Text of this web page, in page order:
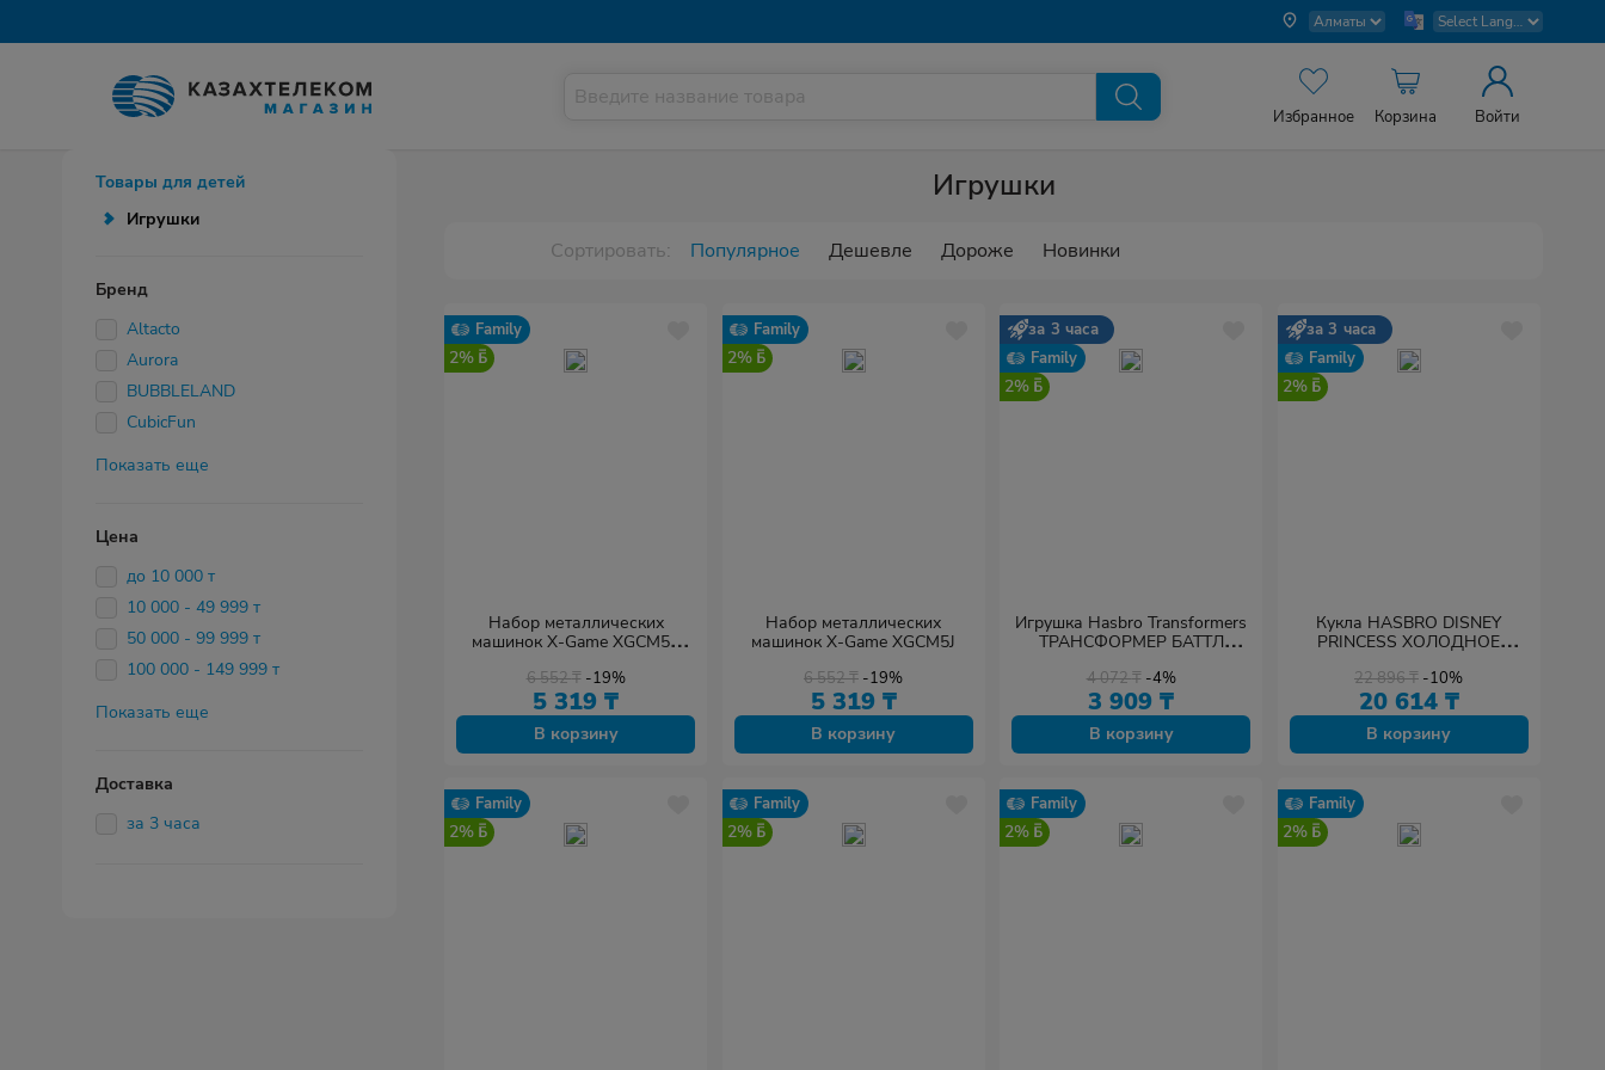
Избранное Корзина Войти
Товары для детей
Игрушки
Бренд
Altacto
Aurora
BUBBLELAND
CubicFun
Показать еще
Цена
до 10 000 т
10 000 - 49 999 т
50 000 - 99 999 т
100 000 - 149 999 т
Показать еще
Доставка
за 3 часа
Игрушки
Сортировать: Популярное Дешевле Дороже Новинки
Family
2%
Набор металлических
машинок X-Game XGCM5C
6 552₸ -19%
5 319 ₸
В корзину
Family
2%
Набор металлических
машинок X-Game XGCM5J
6 552₸ -19%
5 319 ₸
В корзину
за 3 часа
Family
2%
Игрушка Hasbro Transformers
ТРАНСФОРМЕР БАТТЛ
4 072₸ -4%
3 909 ₸
В корзину
за 3 часа
Family
2%
Кукла HASBRO DISNEY
PRINCESS ХОЛОДНОЕ
22 896₸ -10%
20 614 ₸
В корзину
Family
2%
Family
2%
Family
2%
Family
2%